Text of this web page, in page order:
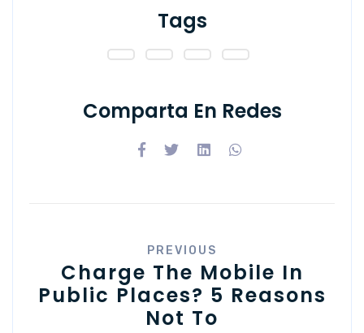
Tags
Comparta En Redes
PREVIOUS
Charge The Mobile In
Public Places? 5 Reasons
Not To